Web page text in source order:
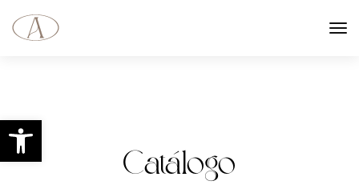
Abrir barra de herramientas
Catálogo